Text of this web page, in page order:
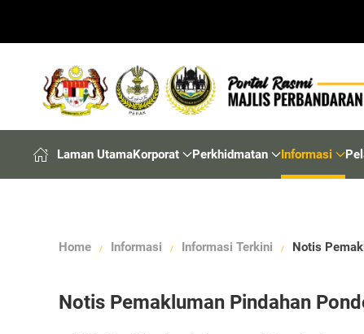
Laman UtamaKorporat Perkhidmatan Informasi
Home Informasi Informasi Terkini Notis
Notis Pemakluman Pindahan